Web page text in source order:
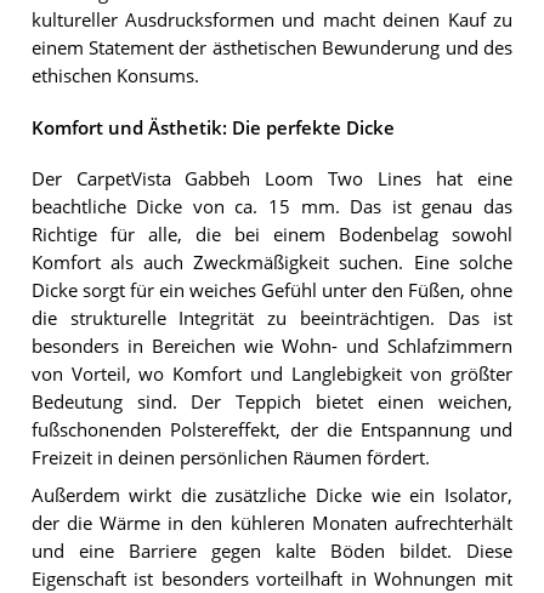
kultureller Ausdrucksformen und macht deinen Kauf zu
einem Statement der ästhetischen Bewunderung und des
ethischen Konsums.
Komfort und Ästhetik: Die perfekte Dicke
Der CarpetVista Gabbeh Loom Two Lines hat eine
beachtliche Dicke von ca. 15 mm. Das ist genau das
Richtige für alle, die bei einem Bodenbelag sowohl
Komfort als auch Zweckmäßigkeit suchen. Eine solche
Dicke sorgt für ein weiches Gefühl unter den Füßen, ohne
die strukturelle Integrität zu beeinträchtigen. Das ist
besonders in Bereichen wie Wohn- und Schlafzimmern
von Vorteil, wo Komfort und Langlebigkeit von größter
Bedeutung sind. Der Teppich bietet einen weichen,
fußschonenden Polstereffekt, der die Entspannung und
Freizeit in deinen persönlichen Räumen fördert.
Außerdem wirkt die zusätzliche Dicke wie ein Isolator,
der die Wärme in den kühleren Monaten aufrechterhält
und eine Barriere gegen kalte Böden bildet. Diese
Eigenschaft ist besonders vorteilhaft in Wohnungen mit